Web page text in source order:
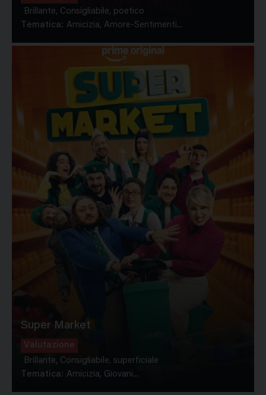
Brillante, Consigliabile, poetico
Tematica: Amicizia, Amore-Sentimenti...
Super Market
Valutazione
Brillante, Consigliabile, superficiale
Tematica: Amicizia, Giovani...